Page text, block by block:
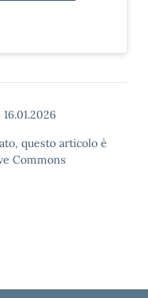
16.01.2026
questo articolo è
Commons